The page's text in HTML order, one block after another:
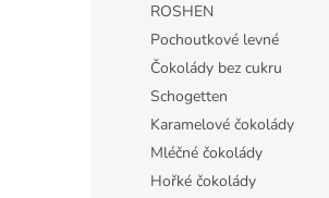
ROSHEN
Pochoutkové levné
Čokolády bez cukru
Schogetten
Karamelové čokolády
Mléčné čokolády
Hořké čokolády